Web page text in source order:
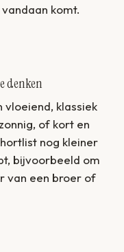
komt.
denken
vloeiend, klassiek
of kort en
nog kleiner
bijvoorbeeld om
van een broer of